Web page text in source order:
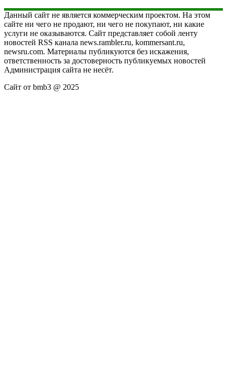
Данный сайт не является коммерческим проектом. На этом
сайте ни чего не продают, ни чего не покупают, ни какие
услуги не оказываются. Сайт представляет собой ленту
новостей RSS канала news.rambler.ru, kommersant.ru,
newsru.com. Материалы публикуются без искажения,
ответственность за достоверность публикуемых новостей
Администрация сайта не несёт.
Сайт от bmb3 @ 2025